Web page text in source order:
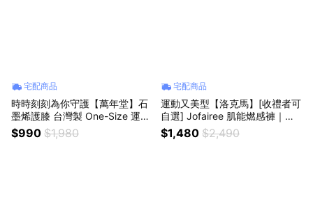
宅配商品
時時刻刻為你守護【萬年堂】石
墨烯護膝 台灣製 One-Size 運動
防護 慢跑深蹲 登山健走 久站久
坐 透氣排汗 除臭抗菌 送爸爸 媽
$990 $1,980
宅配商品
運動又美型【洛克馬】[收禮者可
自選] Jofairee 肌能燃感褲｜美
型燃感褲x2組入 健身房 運動 重
訓 瑜珈 跑步 透氣舒適 高彈性 排
$1,480 $2,490